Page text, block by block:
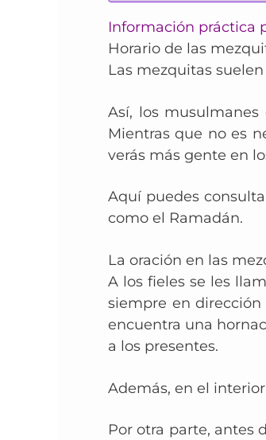
Información práctica
Horario de las
Las mezquitas
Así, los
Mientras que no es
verás más gente en
Aquí puedes
como el Ramadán.
La oración en las
A los fieles se les
siempre en
encuentra una
a los presentes.
Además, en el
Por otra parte, antes